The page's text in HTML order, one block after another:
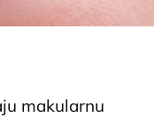
makularnu